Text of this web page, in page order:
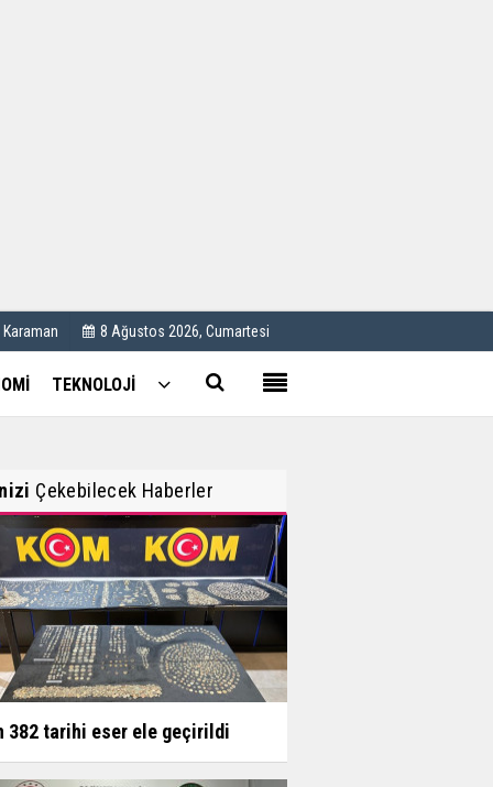
Karaman 8 Ağustos 2026, Cumartesi
TEKNOLOJİ
Çekebilecek Haberler
382 tarihi eser ele geçirildi